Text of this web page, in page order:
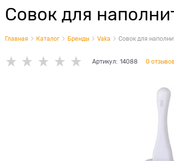
Совок для
Главная Каталог Бренды Vaka Совок для
Артикул: 14088 0 отзывов